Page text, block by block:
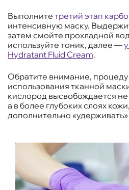
Выполните третий этап
интенсивную маску.
затем смойте прохладной
используйте тоник, далее —
Hydratant Fluid Cream.
Обратите внимание,
использования тканной
кислород высвобождается
а в более глубоких слоях
дополнительно